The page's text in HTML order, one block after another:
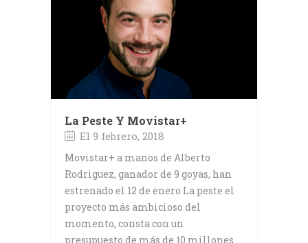
La Peste Y Movistar+
El 9 febrero, 2018
Movistar+ a manos de Alberto
Rodriguez, ganador de 9 goyas, han
estrenado el 12 de enero La peste el
proyecto más ambicioso del
momento, consta con un
presupuesto de más de 10 millones